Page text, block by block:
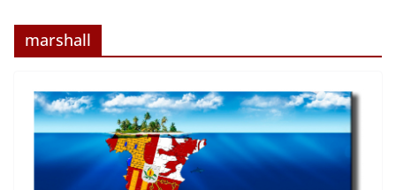
marshall